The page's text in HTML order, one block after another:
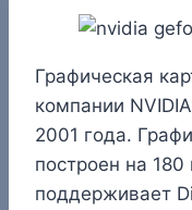
Графическая
компании
2001 года.
построен на
поддерживает